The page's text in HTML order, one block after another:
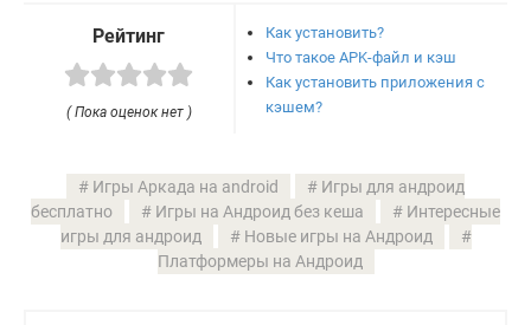
Рейтинг
( Пока оценок нет )
Как установить?
Что такое APK-файл и кэш
Как установить приложения с
кэшем?
Игры Аркада на android
Игры для андроид
бесплатно
Игры на Андроид без кеша
Интересные
игры для андроид
Новые игры на Андроид
Платформеры на Андроид